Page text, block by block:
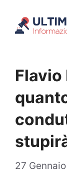
Flavio
27